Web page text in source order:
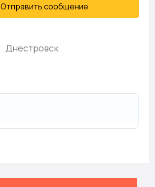
Отправить сообщение
Днестровск